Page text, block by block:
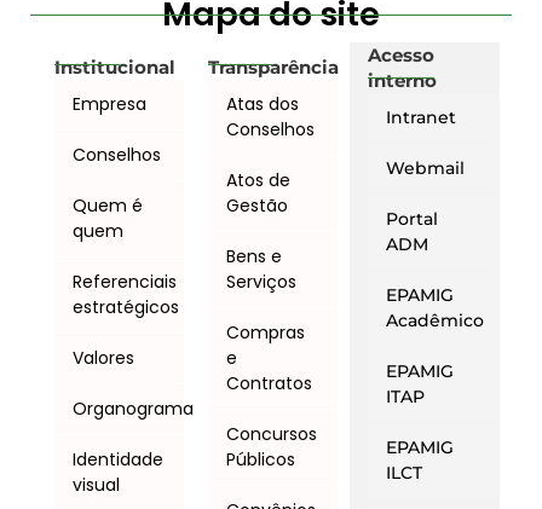
Mapa do site
Institucional
Empresa
Conselhos
Quem é
quem
Referenciais
estratégicos
Valores
Organograma
Identidade
visual
Transparência
Atas dos
Conselhos
Atos de
Gestão
Bens e
Serviços
Compras
e
Contratos
Concursos
Públicos
Acesso
interno
Intranet
Webmail
Portal
ADM
EPAMIG
Acadêmico
EPAMIG
ITAP
EPAMIG
ILCT